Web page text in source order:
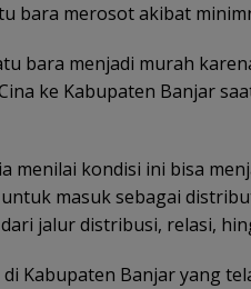
bara merosot akibat
bara menjadi murah
ke Kabupaten Banjar
menilai kondisi ini bisa
masuk sebagai
jalur distribusi, relasi,
di Kabupaten Banjar yang